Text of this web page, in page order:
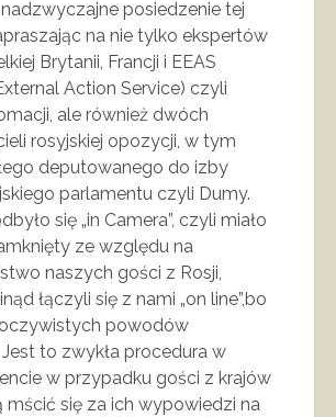
posiedzenie tej
na nie tylko ekspertów
Brytanii, Francji i EEAS
Action Service) czyli
ale również dwóch
rosyjskiej opozycji, w tym
deputowanego do izby
parlamentu czyli Dumy.
się „in Camera”, czyli miało
ze względu na
naszych gości z Rosji,
łączyli się z nami „on line”,bo
powodów
to zwykła procedura w
w przypadku gości z krajów
mścić się za ich wypowiedzi na